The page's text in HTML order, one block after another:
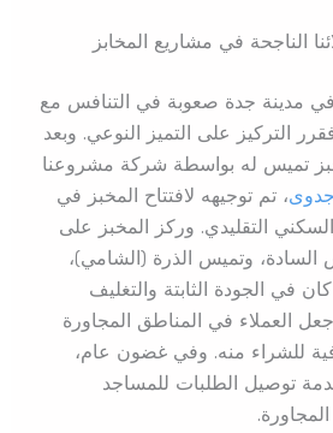
الناجحة في مشاريع المخابز
مدينة جدة صعوبة في التنافس مع
فقرر التركيز على التميز النوعي. وبعد
تميس له بواسطة شركة مشروعنا
، تم توجيهه لافتتاح المخبز في
التقليدي. وركز المخبز على
السادة، وتميس الذرة (الشامي)،
في الجودة الثابتة والتغليف
العملاء في المناطق المجاورة
للشراء منه. وفي غضون عام،
توصيل الطلبات للمساجد